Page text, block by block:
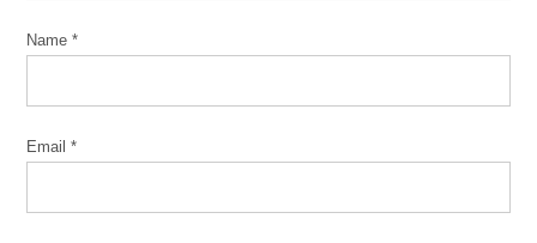
Name*
Email*